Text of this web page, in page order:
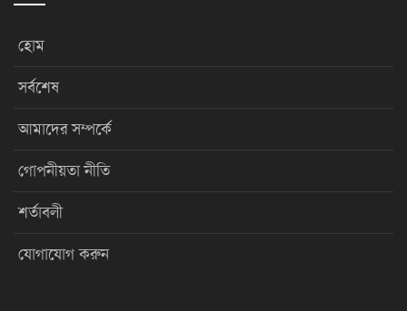
হোম
সর্বশেষ
আমাদের সম্পর্কে
গোপনীয়তা নীতি
শর্তাবলী
যোগাযোগ করুন